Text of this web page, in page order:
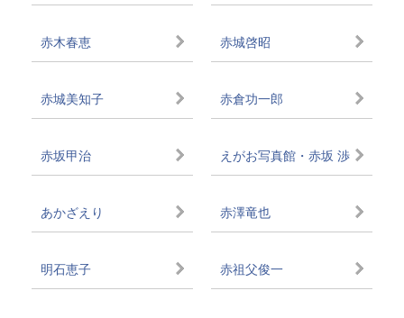
赤木春恵 赤城啓昭
赤城美知子 赤倉功一郎
赤坂甲治 えがお写真館・赤坂 渉
あかざえり 赤澤竜也
明石恵子 赤祖父俊一